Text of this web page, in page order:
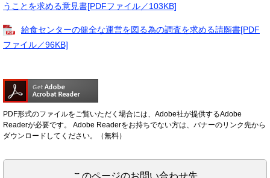
うことを求める意見書[PDFファイル／103KB]
給食センターの健全な運営を図る為の調査を求める請願書[PDF
ファイル／96KB]
PDF形式のファイルをご覧いただく場合には、Adobe社が提供するAdobe
Readerが必要です。
Adobe Readerをお持ちでない方は、バナーのリンク先から
ダウンロードしてください。（無料）
このページのお問い合わせ先